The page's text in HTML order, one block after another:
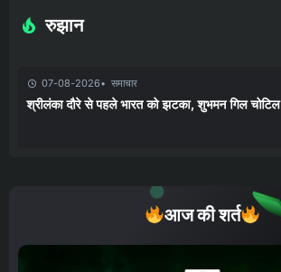
रुझान
07-08-2026 समाचार
श्रीलंका दौरे से पहले भारत को झटका, शुभमन गिल चोटिल
आज की शर्त